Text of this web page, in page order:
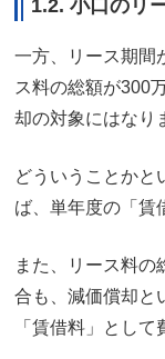
1.2. 小口のリ
一方、リース期間
ス料の総額が300
却の対象にはなり
どういうことかと
ば、単年度の「賃
また、リース料の
合も、減価償却と
「賃借料」とし